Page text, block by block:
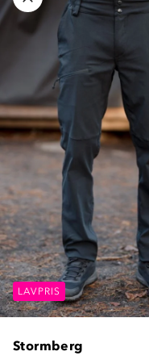
LAVPRIS
LAVPRIS
Stormberg